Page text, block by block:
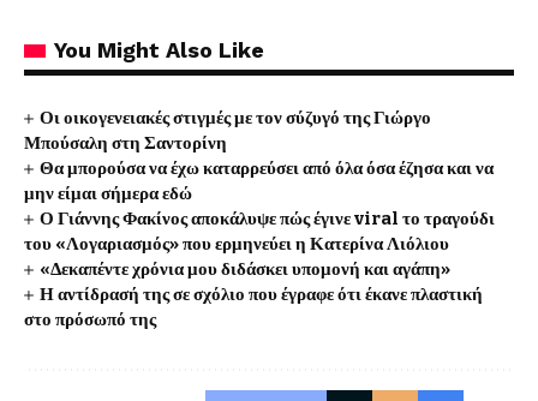
You Might Also Like
Οι οικογενειακές στιγμές με τον σύζυγό της Γιώργο
Μπούσαλη στη Σαντορίνη
Θα μπορούσα να έχω καταρρεύσει από όλα όσα έζησα και να
μην είμαι σήμερα εδώ
Ο Γιάννης Φακίνος αποκάλυψε πώς έγινε viral το τραγούδι
του «Λογαριασμός» που ερμηνεύει η Κατερίνα Λιόλιου
«Δεκαπέντε χρόνια μου διδάσκει υπομονή και αγάπη»
Η αντίδρασή της σε σχόλιο που έγραφε ότι έκανε πλαστική
στο πρόσωπό της